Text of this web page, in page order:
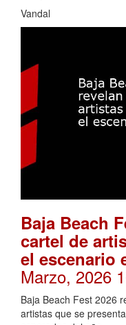
Vandal
Baja Beach
cartel de
el escenario
Marzo, 2026
Baja Beach Fest 2026
artistas que se